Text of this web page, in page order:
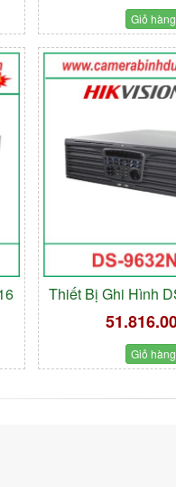
Giỏ hàng
Thiết Bị Ghi Hình
Giỏ hàng